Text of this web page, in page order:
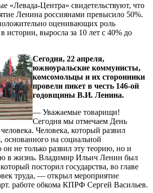
«Левада-Центра» свидетельствуют, что
Ленина россиянами превысило 50%.
оценивающих роль
истории, выросла за 10 лет с 40% до
Сегодня, 22 апреля,
южноуральские коммунисты,
комсомольцы и их сторонники
провели пикет в честь 146-ой
годовщины В.И. Ленина.
— Уважаемые товарищи!
Сегодня мы отмечаем День
Человека, который развил
основанного на социальной
не только развил эту теорию, но и
в жизнь. Владимир Ильич Ленин был
посторил государства, во главе
труда, — открыл мероприятие
работе обкома КПРФ Сергей Васильев.